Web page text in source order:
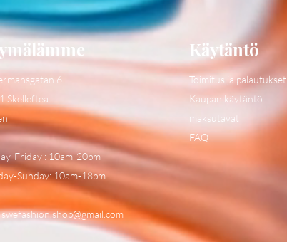
6
Skelleftea
Friday : 10am-20pm
Sunday: 10am-18pm
swefashion.shop@gmail.com
Käytäntö
Toimitus ja palautukset
Kaupan käytäntö
maksutavat
FAQ